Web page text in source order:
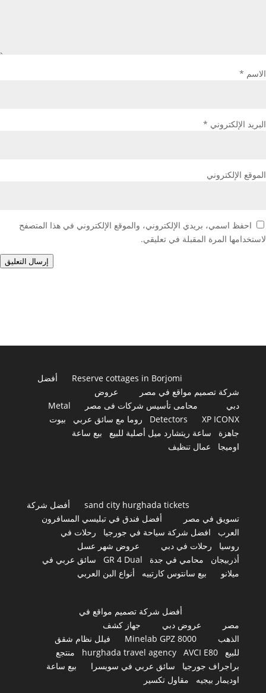
الاسم *
البريد الإلكتروني *
الموقع الإلكتروني
احفظ اسمي، بريدي الإلكتروني، والموقع الإلكتروني في هذا المتصفح
لاستخدامها المرة المقبلة في تعليقي.
إرسال التعليق
Reserve cottages in Borjomi
أفضل
شركة تصميم مواقع في مصر
عروض
دبي
محامى تأسيس شركات فى مصر
Metal
Detectors
XP ICONX روما مع سائق عربي
بيوت
جاهزة
ساعة ريتشارد ميل أصلية للبيع
بيع ساعة
اوميجا
عمال تنظيف
sand city hurghada tickets
أفضل شركة
تسويق في مصر
أفضل فندق في تبليسي المسافرون
العرب
افضل شركة سياحة في جورجيا
رحلات في
روسيا
رحلات في دبي
عروض شهر عسل
أذربيجان
محامي في جدة GR 4 Dual
سائق عربي في
ميلانو
بيع سانتوس كارتييه أنواع البن العربي
أفضل شركة تصميم مواقع في
مصر
عروض دبي
جهاز كشف
الذهب
Minelab GPZ 8000
فيلل نظام شقق
للبيع
hurghada travel agency AVCI E80
منتجع
براجراف جورجيا
سائق عربي في سويسرا
بيع ساعة
اوديمار بيجيه
مقاول تكسير